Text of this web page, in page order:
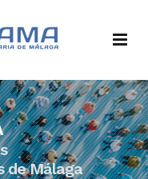
de Málaga